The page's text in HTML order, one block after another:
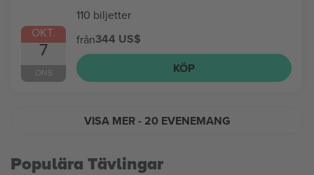
OKT.
7
ONS
110 biljetter
från344 US$
KÖP
VISA MER- 20 EVENEMANG
Populära Tävlingar